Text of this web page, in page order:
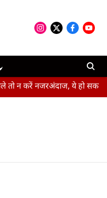
न करें नजरअंदाज, ये हो सकते हैं